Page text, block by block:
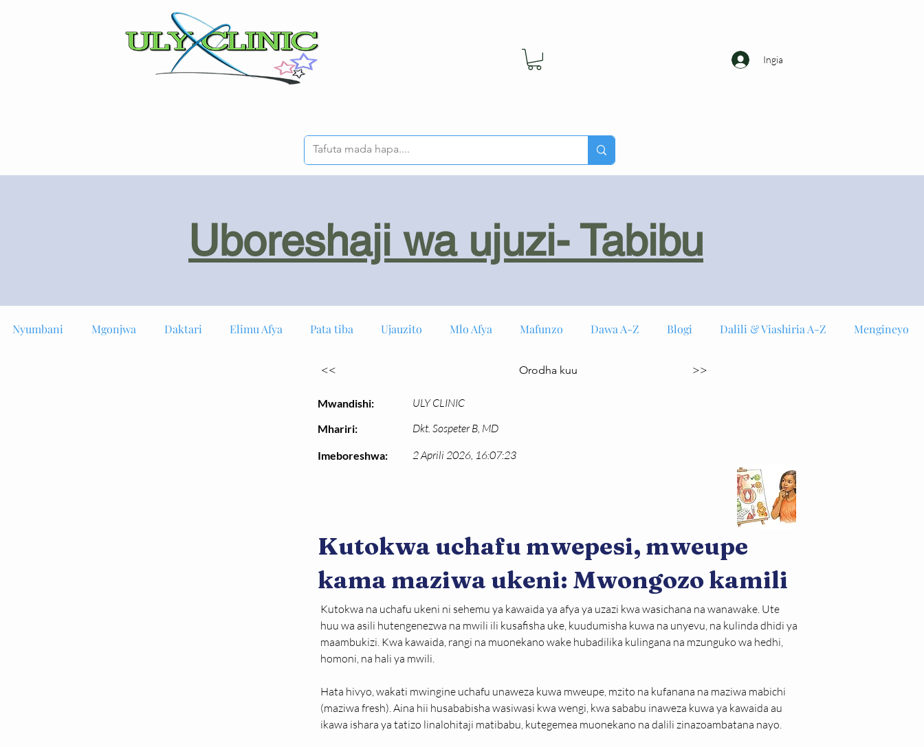
Ingia
Uboreshaji wa ujuzi- Tabibu
Nyumbani Mgonjwa Daktari Elimu Afya Pata tiba Ujauzito Mlo Afya Mafunzo Dawa A-Z Blogi Dalili & Viashiria A-Z Mengineyo
<<
Mwandishi:
Mhariri:
Imeboreshwa:
Orodha kuu >>
ULY CLINIC
Dkt. Sospeter B, MD
2 Aprili 2026, 16:07:23
Kutokwa uchafu mwepesi, mweupe
kama maziwa ukeni: Mwongozo kamili
Kutokwa na uchafu ukeni ni sehemu ya kawaida ya afya ya uzazi kwa wasichana na wanawake. Ute
huu wa asili hutengenezwa na mwili ili kusafisha uke, kuudumisha kuwa na unyevu, na kulinda dhidi ya
maambukizi. Kwa kawaida, rangi na muonekano wake hubadilika kulingana na mzunguko wa hedhi,
homoni, na hali ya mwili.
Hata hivyo, wakati mwingine uchafu unaweza kuwa mweupe, mzito na kufanana na maziwa mabichi
(maziwa fresh). Aina hii husababisha wasiwasi kwa wengi, kwa sababu inaweza kuwa ya kawaida au
ikawa ishara ya tatizo linalohitaji matibabu, kutegemea muonekano na dalili zinazoambatana nayo.